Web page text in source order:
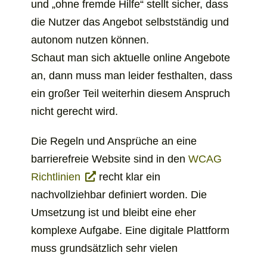
und „ohne fremde Hilfe“ stellt sicher, dass
die Nutzer das Angebot selbstständig und
autonom nutzen können.
Schaut man sich aktuelle online Angebote
an, dann muss man leider festhalten, dass
ein großer Teil weiterhin diesem Anspruch
nicht gerecht wird.
Die Regeln und Ansprüche an eine
barrierefreie Website sind in den WCAG
Richtlinien
öffnet
sich
in
einem
neuen
recht klar ein
nachvollziehbar definiert worden. Die
Umsetzung ist und bleibt eine eher
komplexe Aufgabe. Eine digitale Plattform
muss grundsätzlich sehr vielen